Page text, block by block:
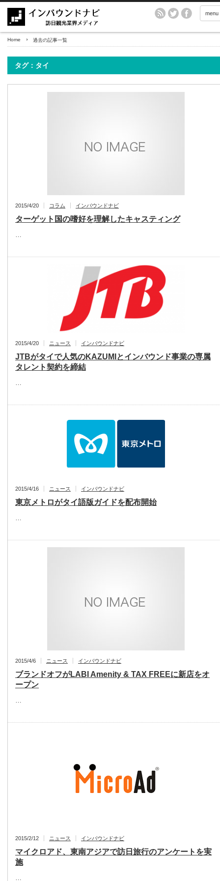
menu
Home 過去の記事一覧
タグ：タイ
2015/4/20 コラム インバウンドナビ
ターゲット国の嗜好を理解したキャスティング
2015/4/20 ニュース インバウンドナビ
JTBがタイで人気のKAZUMIとインバウンド事業の専属
タレント契約を締結
2015/4/16 ニュース インバウンドナビ
東京メトロがタイ語版ガイドを配布開始
2015/4/6 ニュース インバウンドナビ
ブランドオフがLABI Amenity & TAX FREEに新店をオ
ープン
2015/2/12 ニュース インバウンドナビ
マイクロアド、東南アジアで訪日旅行のアンケートを実
施